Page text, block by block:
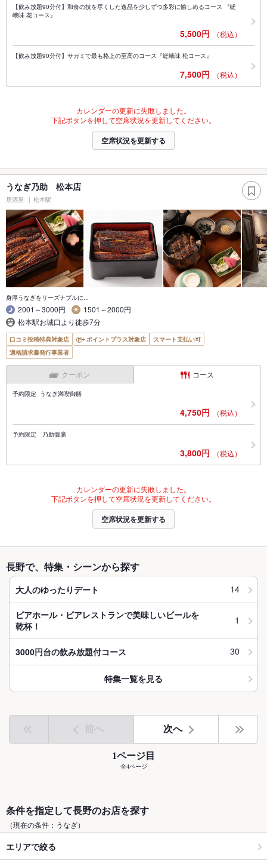
【飲み放題90分付】和食の技を尽くした逸品を少しずつ多彩に愉しめるコース 『嵯
峨味 花コース』
5,500円 （税込）
【飲み放題90分付】サガミで最も格上の至高のコース『嵯峨味 松コース』
7,500円 （税込）
カレンダーの更新に失敗しました。
下記ボタンを押して空席状況を更新してください。
空席状況を更新する
うなぎ乃助 松本店
居酒屋 松本駅
身厚うなぎをリーズナブルに...
2001～3000円
1501～2000円
松本駅お城口より徒歩7分
口コミ投稿特典対象店 ポイントプラス対象店
スマート支払い可
適格請求書発行事業者
クーポン コース
予約限定 うなぎ満喫御膳
4,750円 （税込）
予約限定 乃助御膳
3,800円 （税込）
カレンダーの更新に失敗しました。
下記ボタンを押して空席状況を更新してください。
空席状況を更新する
長野で、特集・シーンから探す
大人のゆったりデート 14
ビアホール・ビアレストランで美味しいビールを
乾杯！
1
3000円台の飲み放題付コース 30
特集一覧を見る
前へ 次へ
1ページ目
全4ページ
条件を指定して長野のお店を探す
（現在の条件：うなぎ）
エリアで絞る